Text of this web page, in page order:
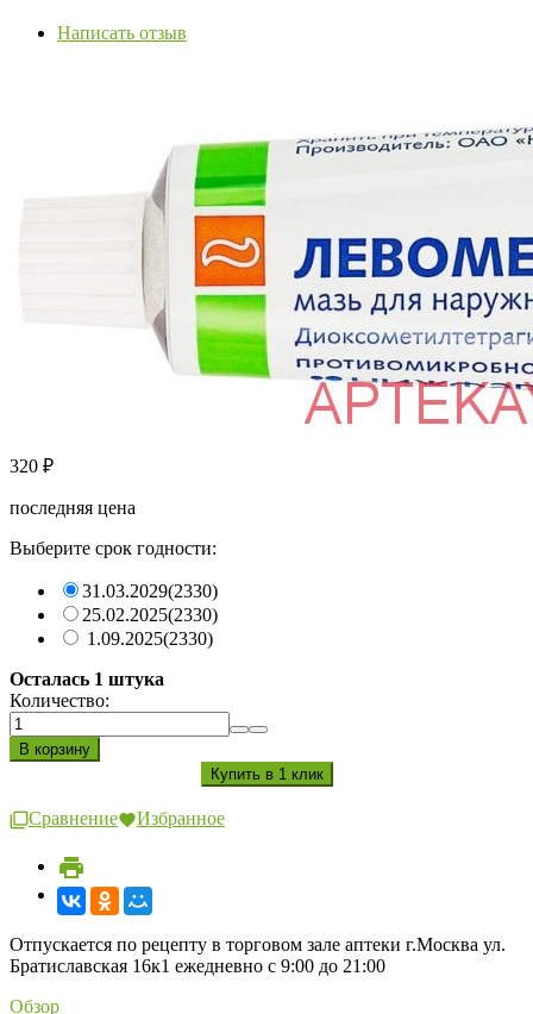
Написать отзыв
320 ₽
последняя цена
Выберите срок годности:
31.03.2029(2330)
25.02.2025(2330)
1.09.2025(2330)
Осталась 1 штука
Количество:
Сравнение Избранное
Отпускается по рецепту в торговом зале аптеки г.Москва ул.
Братиславская 16к1 ежедневно с 9:00 до 21:00
Обзор